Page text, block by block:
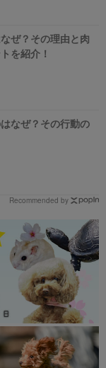
ぜ？その理由と肉
を紹介！
なぜ？その行動の
Recommended by